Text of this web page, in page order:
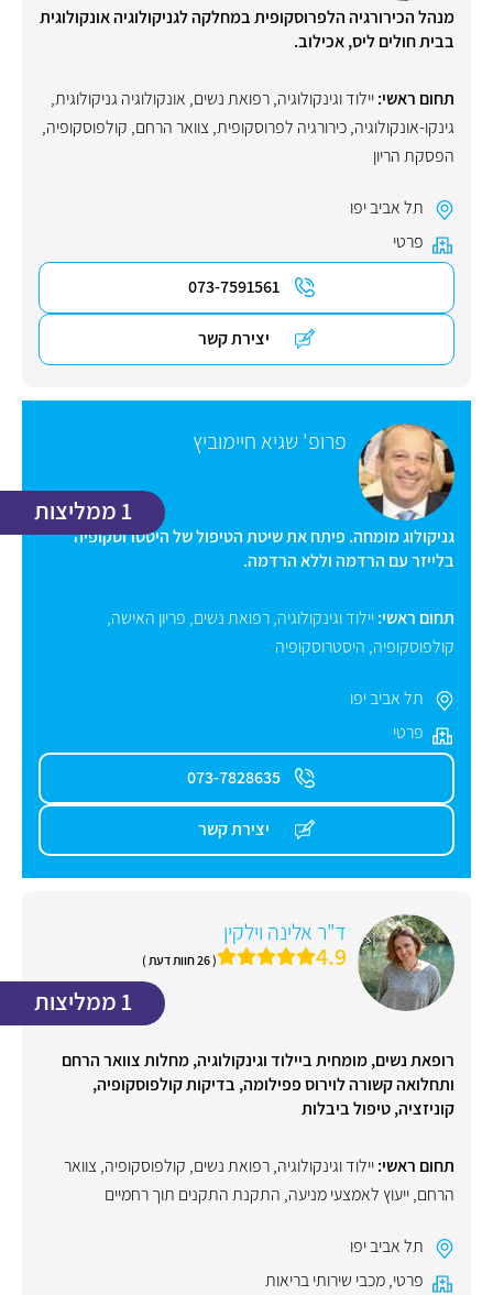
מנהל הכירורגיה הלפרוסקופית במחלקה לגניקולוגיה אונקולוגית
בבית חולים ליס, אכילוב.
תחום ראשי:יילוד וגינקולוגיה, רפואת נשים, אונקולוגיה גניקולוגית,
גינקו-אונקולוגיה,כירורגיה לפרוסקופית, צוואר הרחם, קולפוסקופיה,
הפסקת הריון
תל אביב יפו
פרטי
073-7591561
יצירת קשר
פרופ' שגיא חיימוביץ
גניקולוג מומחה. פיתח את שיטת הטיפול של היסטרוסקופיה
בלייזר עם הרדמה וללא הרדמה.
תחום ראשי:יילוד וגינקולוגיה, רפואת נשים, פריון האישה,
קולפוסקופיה, היסטרוסקופיה
תל אביב יפו
פרטי
073-7828635
יצירת קשר
1 ממליצות
ד"ר אלינה וילקין
4.9 ( 26 חוות דעת )
רופאת נשים, מומחית ביילוד וגינקולוגיה, מחלות צוואר הרחם
ותחלואה קשורה לוירוס פפילומה, בדיקות קולפוסקופיה,
קוניזציה, טיפול ביבלות
תחום ראשי:יילוד וגינקולוגיה, רפואת נשים, קולפוסקופיה, צוואר
הרחם,ייעוץ לאמצעי מניעה, התקנת התקנים תוך רחמיים
תל אביב יפו
פרטי,מכבי שירותי בריאות
1 ממליצות